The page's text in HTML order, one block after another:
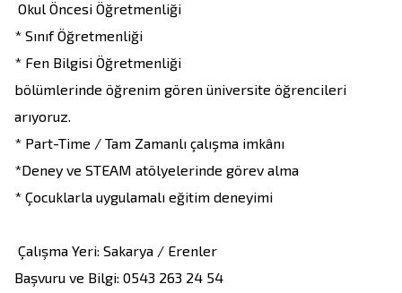
* Sınıf Öğretmenliği
* Fen Bilgisi Öğretmenliği
bölümlerinde öğrenim gören üniversite öğrencileri
arıyoruz.
* Part-Time / Tam Zamanlı çalışma imkânı
*Deney ve STEAM atölyelerinde görev alma
* Çocuklarla uygulamalı eğitim deneyimi
Başvuru ve Bilgi: 0543 263 24 54